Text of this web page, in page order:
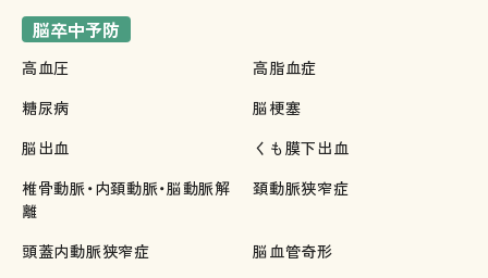
脳卒中予防
高血圧
高脂血症
糖尿病
脳梗塞
脳出血
くも膜下出血
椎骨動脈・内頚動脈・脳動脈解
離
頚動脈狭窄症
頭蓋内動脈狭窄症
脳血管奇形